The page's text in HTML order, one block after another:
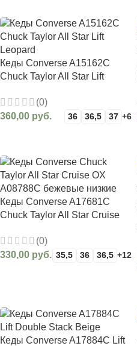
Кеды Converse A15162C
Chuck Taylor All Star Lift
(0)
360,00 руб. 36 36,5 37 +6
Кеды Сonverse A17681C
Сhuck Taylor All Star Cruise
(0)
330,00 руб. 35,5 36 36,5 +12
Кеды Converse A17884C Lift